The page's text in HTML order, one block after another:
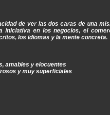
de ver las dos caras de una
iniciativa en los negocios, el
los idiomas y la mente concreta.
amables y elocuentes
y muy superficiales